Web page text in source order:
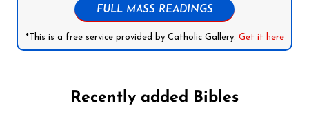
FULL MASS READINGS
*This is a free service provided by Catholic Gallery. Get it here
Recently added Bibles